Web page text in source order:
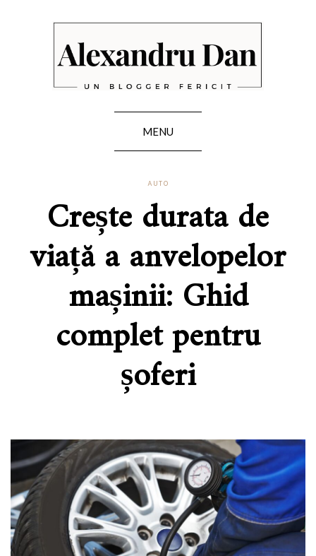
MENU
AUTO
Crește durata de
viață a anvelopelor
mașinii: Ghid
complet pentru
șoferi